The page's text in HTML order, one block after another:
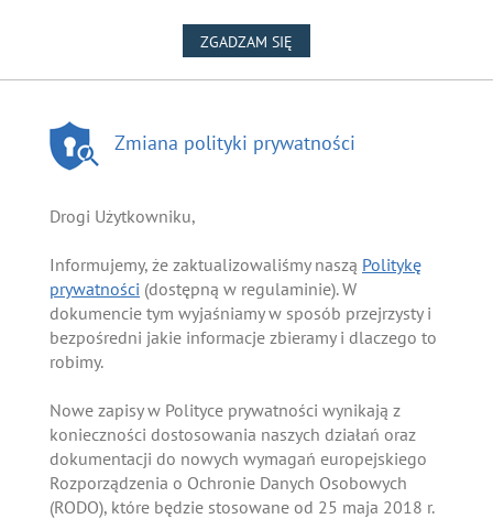
ZGADZAM SIĘ
Zmiana polityki prywatności
Drogi Użytkowniku,
Informujemy, że zaktualizowaliśmy naszą Politykę
prywatności (dostępną w regulaminie). W
dokumencie tym wyjaśniamy w sposób przejrzysty i
bezpośredni jakie informacje zbieramy i dlaczego to
robimy.
Nowe zapisy w Polityce prywatności wynikają z
konieczności dostosowania naszych działań oraz
dokumentacji do nowych wymagań europejskiego
Rozporządzenia o Ochronie Danych Osobowych
(RODO), które będzie stosowane od 25 maja 2018 r.